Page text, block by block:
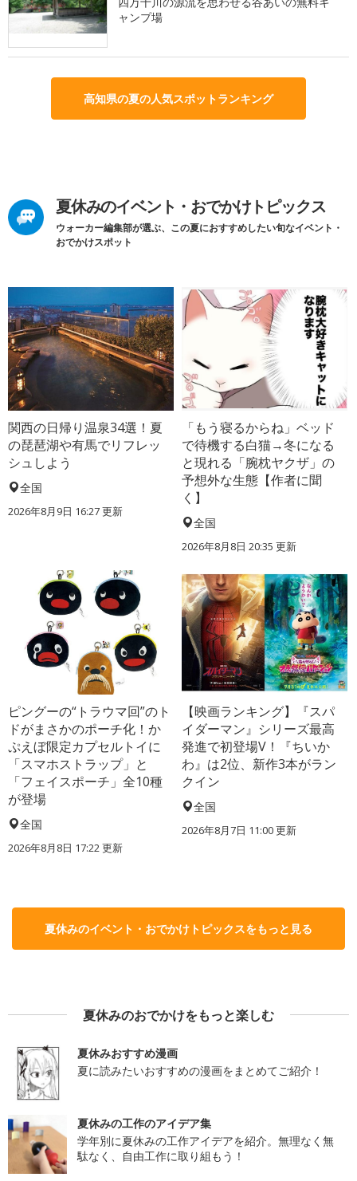
ャンプ場
高知県の夏の人気スポットランキング
夏休みのイベント・おでかけトピックス
ウォーカー編集部が選ぶ、この夏におすすめしたい旬なイベント・
おでかけスポット
関西の日帰り温泉34選！夏
の琵琶湖や有馬でリフレッ
シュしよう
全国
2026年8月9日 16:27更新
「もう寝るからね」ベッド
で待機する白猫→冬になる
と現れる「腕枕ヤクザ」の
予想外な生態【作者に聞
く】
全国
2026年8月8日 20:35 更新
ピングーの“トラウマ回”のト
ドがまさかのポーチ化！か
ぷえぼ限定カプセルトイに
「スマホストラップ」と
「フェイスポーチ」全10種
が登場
全国
2026年8月8日 17:22更新
【映画ランキング】『スパ
イダーマン』シリーズ最高
発進で初登場V！『ちいか
わ』は2位、新作3本がラン
クイン
全国
2026年8月7日 11:00更新
夏休みのイベント・おでかけトピックスをもっと見る
夏休みのおでかけをもっと楽しむ
夏休みおすすめ漫画
夏に読みたいおすすめの漫画をまとめてご紹介！
夏休みの工作のアイデア集
学年別に夏休みの工作アイデアを紹介。無理なく無
駄なく、自由工作に取り組もう！